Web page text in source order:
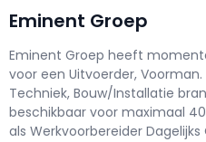
Eminent Groep
Eminent Groep heeft
voor een Uitvoerder, Voorman
Techniek, Bouw/Installatie
beschikbaar voor maximaal
als Werkvoorbereider